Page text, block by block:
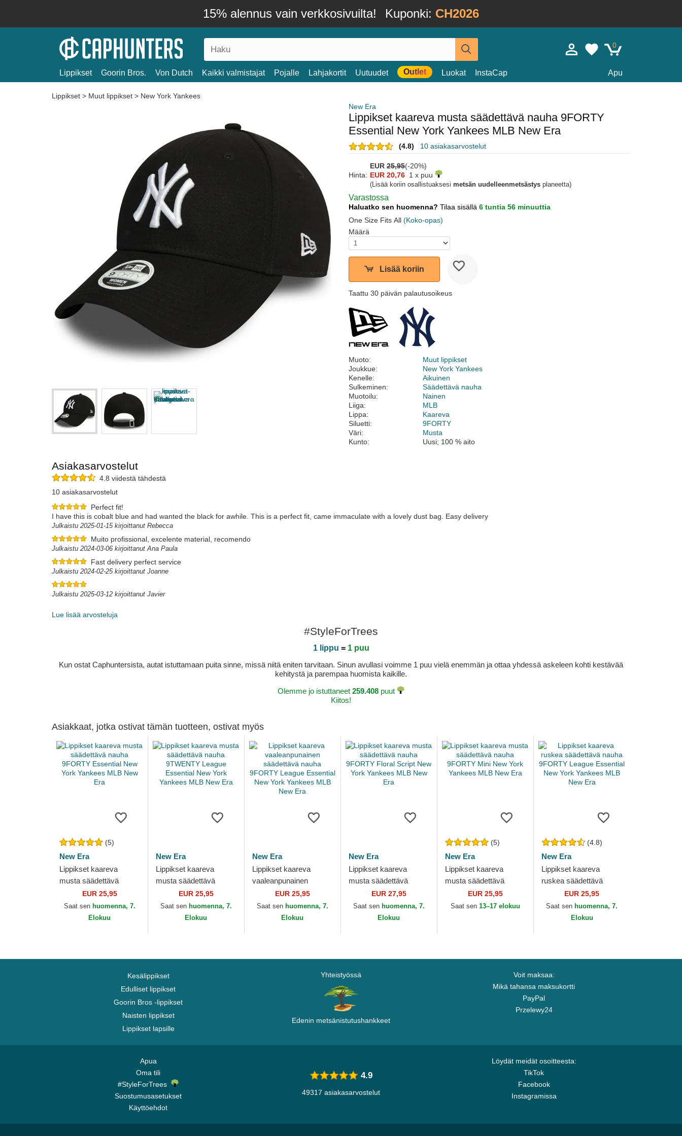
15% alennus vain verkkosivuilta! Kuponki: CH2026
0
Lippikset Goorin Bros. Von Dutch Kaikki valmistajat Pojalle Lahjakortit Uutuudet Outlet Luokat InstaCap Apu
Lippikset > Muut lippikset > New York Yankees
New Era
Lippikset kaareva musta säädettävä nauha 9FORTY
Essential New York Yankees MLB New Era
(4.8) 10 asiakasarvostelut
EUR 25,95(-20%)
Hinta: EUR 20,76 1 x puu
(Lisää koriin osallistuaksesi metsän uudelleenmetsästys planeetta)
Varastossa
Haluatko sen huomenna? Tilaa sisällä 6 tuntia 56 minuuttia
One Size Fits All (Koko-opas)
Määrä
Lisää koriin
Taattu 30 päivän palautusoikeus
Muoto:
Muut lippikset
Joukkue:
New York Yankees
Kenelle:
Aikuinen
Sulkeminen:
Säädettävä nauha
Muotoilu:
Nainen
Liiga:
MLB
Lippa:
Kaareva
Siluetti:
9FORTY
Väri:
Musta
Kunto:
Uusi; 100 % aito
Asiakasarvostelut
4.8 viidestä tähdestä
10 asiakasarvostelut
Perfect fit!
I have this is cobalt blue and had wanted the black for awhile. This is a perfect fit, came immaculate with a lovely dust bag. Easy delivery
Julkaistu 2025-01-15 kirjoittanut Rebecca
Muito profissional, excelente material, recomendo
Julkaistu 2024-03-06 kirjoittanut Ana Paula
Fast delivery perfect service
Julkaistu 2024-02-25 kirjoittanut Joanne
Julkaistu 2025-03-12 kirjoittanut Javier
Lue lisää arvosteluja
#StyleForTrees
1 lippu = 1 puu
Kun ostat Caphuntersista, autat istuttamaan puita sinne, missä niitä eniten tarvitaan. Sinun avullasi voimme 1 puu vielä enemmän ja ottaa yhdessä askeleen kohti kestävää
kehitystä ja parempaa huomista kaikille.
Olemme jo istuttaneet 259.408 puut
Kiitos!
Asiakkaat, jotka ostivat tämän tuotteen, ostivat myös
(5)
New Era
Lippikset kaareva
musta säädettävä
nauha 9FORTY
Essential New York
Yankees MLB New Era
EUR 25,95
Saat sen huomenna, 7.
Elokuu
New Era
Lippikset kaareva
musta säädettävä
nauha 9TWENTY
League Essential New
York Yankees MLB
EUR 25,95
Saat sen huomenna, 7.
Elokuu
New Era
Lippikset kaareva
vaaleanpunainen
säädettävä nauha
9FORTY League
Essential New York
EUR 25,95
Saat sen huomenna, 7.
Elokuu
New Era
Lippikset kaareva
musta säädettävä
nauha 9FORTY Floral
Script New York
Yankees MLB New Era
EUR 27,95
Saat sen huomenna, 7.
Elokuu
(5)
New Era
Lippikset kaareva
musta säädettävä
nauha 9FORTY Mini
New York Yankees
EUR 25,95
Saat sen 13–17 elokuu
(4.8)
New Era
Lippikset kaareva
ruskea säädettävä
nauha 9FORTY League
Essential New York
Yankees MLB New Era
EUR 25,95
Saat sen huomenna, 7.
Elokuu
Kesälippikset
Edulliset lippikset
Goorin Bros -lippikset
Naisten lippikset
Lippikset lapsille
Yhteistyössä
Edenin metsänistutushankkeet
Voit maksaa:
Mikä tahansa maksukortti
PayPal
Przelewy24
Apua
Oma tili
#StyleForTrees
Suostumusasetukset
Käyttöehdot
Löydät meidät osoitteesta:
TikTok
Facebook
Instagramissa
4.9
49317 asiakasarvostelut